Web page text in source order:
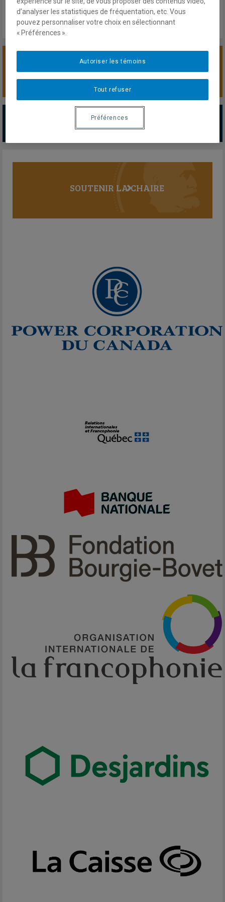
SOUTENIR LA CHAIRE
PARTENAIRES MAJEURS
Tous les partenaires
SOUTENIR LA CHAIRE
d’analyser les statistiques de fréquentation, etc. Vous
pouvez personnaliser votre choix en sélectionnant
« Préférences ».
Tout refuser
Autoriser les témoins
Préférences